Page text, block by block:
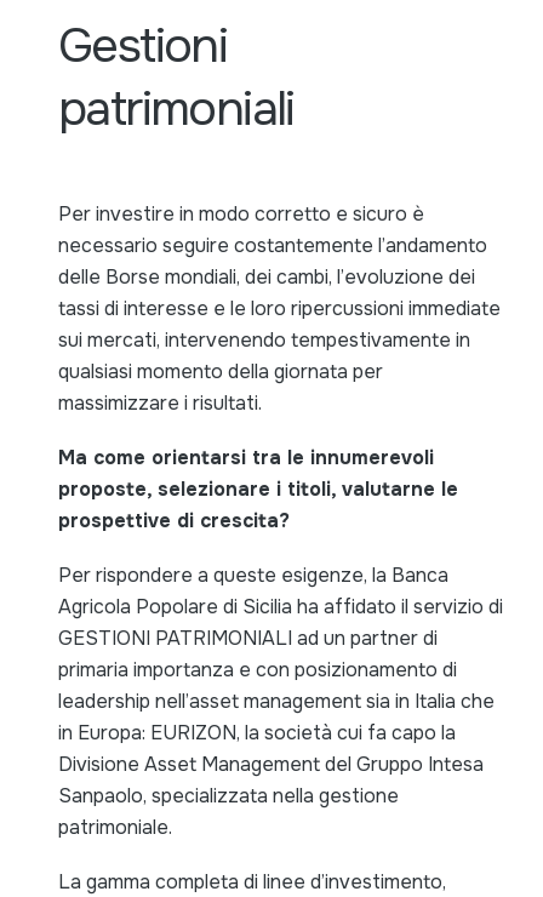
Gestioni
patrimoniali
Per investire in modo corretto e sicuro è
necessario seguire costantemente l’andamento
delle Borse mondiali, dei cambi, l’evoluzione dei
tassi di interesse e le loro ripercussioni immediate
sui mercati, intervenendo tempestivamente in
qualsiasi momento della giornata per
massimizzare i risultati.
Ma come orientarsi tra le innumerevoli
proposte, selezionare i titoli, valutarne le
prospettive di crescita?
Per rispondere a queste esigenze, la Banca
Agricola Popolare di Sicilia ha affidato il servizio di
GESTIONI PATRIMONIALI ad un partner di
primaria importanza e con posizionamento di
leadership nell’asset management sia in Italia che
in Europa: EURIZON, la società cui fa capo la
Divisione Asset Management del Gruppo Intesa
Sanpaolo, specializzata nella gestione
patrimoniale.
La gamma completa di linee d’investimento,